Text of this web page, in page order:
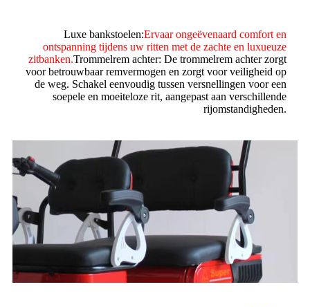
Luxe bankstoelen:Ervaar ongeëvenaard comfort en
ontspanning tijdens uw ritten met de zachte en luxueuze
zitbanken.Trommelrem achter: De trommelrem achter zorgt
voor betrouwbaar remvermogen en zorgt voor veiligheid op
de weg. Schakel eenvoudig tussen versnellingen voor een
soepele en moeiteloze rit, aangepast aan verschillende
rijomstandigheden.